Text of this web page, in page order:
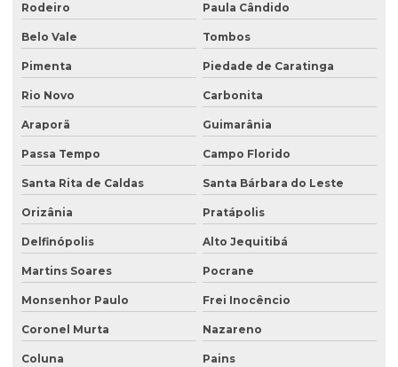
Rodeiro Paula Cândido
Belo Vale Tombos
Pimenta Piedade de Caratinga
Rio Novo Carbonita
Araporã Guimarânia
Passa Tempo Campo Florido
Santa Rita de Caldas Santa Bárbara do Leste
Orizânia Pratápolis
Delfinópolis Alto Jequitibá
Martins Soares Pocrane
Monsenhor Paulo Frei Inocêncio
Coronel Murta Nazareno
Coluna Pains